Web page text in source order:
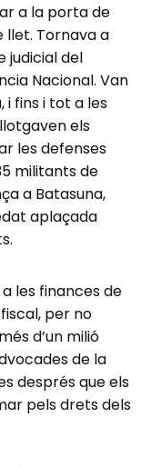
a la porta de
llet. Tornava a
judicial del
Nacional. Van
i fins i tot a les
els
les defenses
militants de
a Batasuna,
aplaçada
les finances de
per no
d’un milió
de la
després que els
pels drets dels